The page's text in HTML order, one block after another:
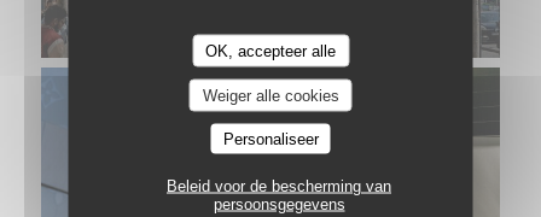
OK, accepteer alle
Weiger alle cookies
Personaliseer
Beleid voor de bescherming van
persoonsgegevens